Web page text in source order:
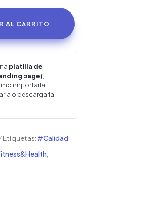
AL CARRITO
platilla de
page)
importarla
o descargarla
Etiquetas: #Calidad